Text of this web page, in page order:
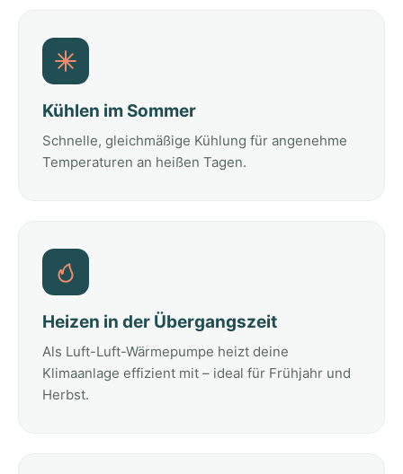
Kühlen im Sommer
Schnelle, gleichmäßige Kühlung für angenehme
Temperaturen an heißen Tagen.
Heizen in der Übergangszeit
Als Luft-Luft-Wärmepumpe heizt deine
Klimaanlage effizient mit – ideal für Frühjahr und
Herbst.